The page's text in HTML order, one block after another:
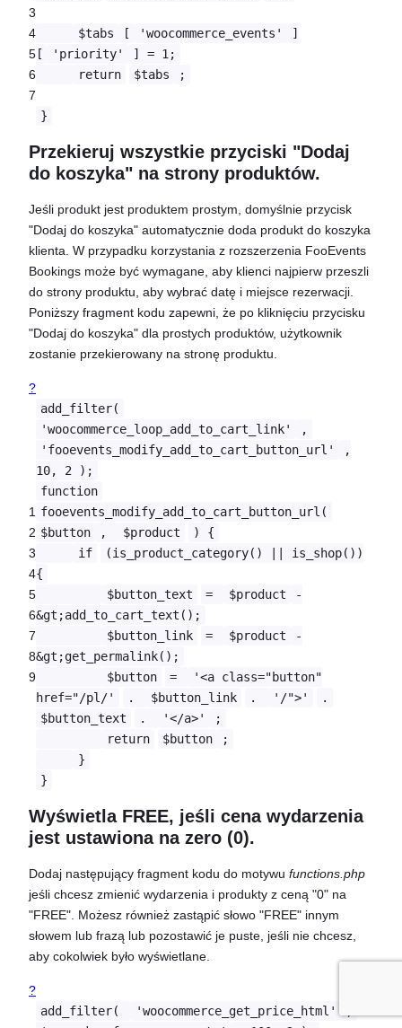
3
4
5
6
7
$tabs [ 'woocommerce_events'
]
[
'priority'
] = 1;
return
$tabs ;
}
Przekieruj wszystkie przyciski "Dodaj
do koszyka" na strony produktów.
Jeśli produkt jest produktem prostym, domyślnie przycisk
"Dodaj do koszyka" automatycznie doda produkt do koszyka
klienta. W przypadku korzystania z rozszerzenia FooEvents
Bookings może być wymagane, aby klienci najpierw przeszli
do strony produktu, aby wybrać datę i miejsce rezerwacji.
Poniższy fragment kodu zapewni, że po kliknięciu przycisku
"Dodaj do koszyka" dla prostych produktów, użytkownik
zostanie przekierowany na stronę produktu.
?
1
2
3
4
5
6
7
8
9
add_filter(
'woocommerce_loop_add_to_cart_link'
,
'fooevents_modify_add_to_cart_button_url'
,
10, 2 );
function
fooevents_modify_add_to_cart_button_url(
$button
, $product
) {
if
(is_product_category() || is_shop())
{
$button_text
= $product
-
&gt;add_to_cart_text();
$button_link
= $product
-
&gt;get_permalink();
$button
=
'<a class="button"
href="/pl/'
. $button_link . '/">'
.
$button_text
. '</a>'
;
return
$button
;
}
}
Wyświetla FREE, jeśli cena wydarzenia
jest ustawiona na zero (0).
Dodaj następujący fragment kodu do motywu functions.php
jeśli chcesz zmienić wydarzenia i produkty z ceną "0" na
"FREE". Możesz również zastąpić słowo "FREE" innym
słowem lub frazą lub pozostawić je puste, jeśli nie chcesz,
aby cokolwiek było wyświetlane.
?
add_filter(
'woocommerce_get_price_html'